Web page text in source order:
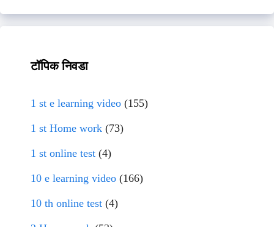
टॉपिक निवडा
1 st e learning video (155)
1 st Home work (73)
1 st online test (4)
10 e learning video (166)
10 th online test (4)